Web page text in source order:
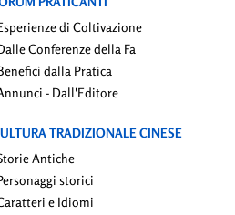
di Coltivazione
Conferenze della Fa
dalla Pratica
- Dall'Editore
TRADIZIONALE CINESE
Antiche
storici
e Idiomi